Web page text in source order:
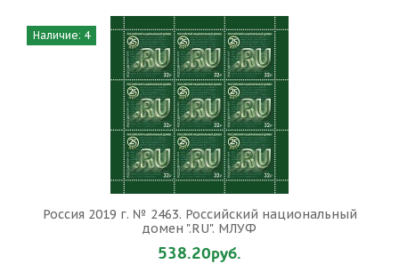
Наличие: 4
Россия 2019 г. № 2463. Российский национальный
домен ".RU". МЛУФ
538.20руб.